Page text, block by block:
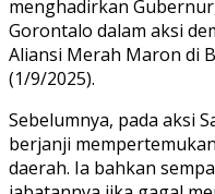
menghadirkan
Gorontalo dalam aksi
Aliansi Merah Maron di
(1/9/2025).
Sebelumnya, pada aksi
berjanji
daerah. Ia bahkan